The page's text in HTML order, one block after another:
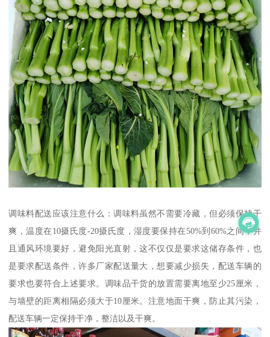
调味料配送应该注意什么：调味料虽然不需要冷藏，但必须保持干
爽，温度在10摄氏度-20摄氏度，湿度要保持在50%到60%之间，并
且通风环境要好，避免阳光直射，这不仅仅是要求这储存条件，也
是要求配送条件，许多厂家配送量大，想要减少损失，配送车辆的
要求也要符合上述要求。调味品干货的放置需要离地至少25厘米，
与墙壁的距离相隔必须大于10厘米。注意地面干爽，防止其污染，
配送车辆一定保持干净，整洁以及干爽。